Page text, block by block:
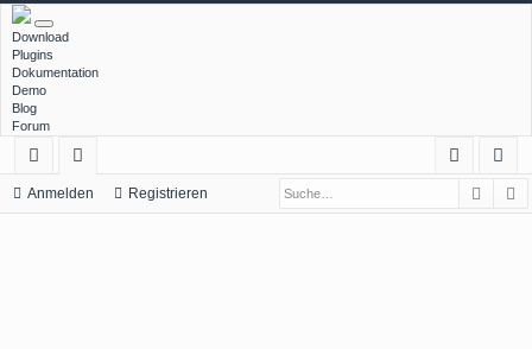
Download
Plugins
Dokumentation
Demo
Blog
Forum
ch
or
Anmelden Registrieren